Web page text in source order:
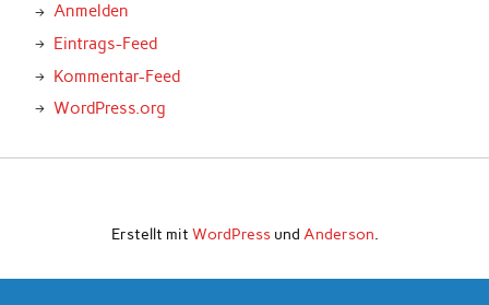
Anmelden
Eintrags-Feed
Kommentar-Feed
WordPress.org
Erstellt mit WordPressund Anderson